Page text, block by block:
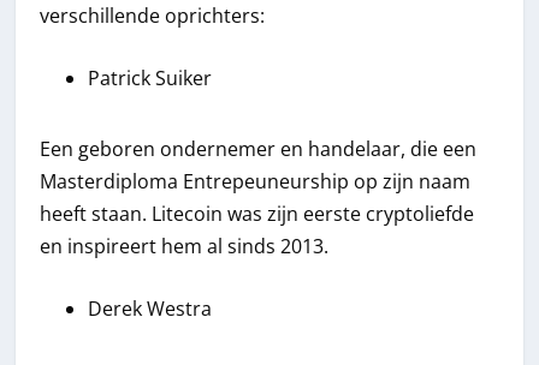
verschillende oprichters:
Patrick Suiker
Een geboren ondernemer en handelaar, die een
Masterdiploma Entrepeuneurship op zijn naam
heeft staan. Litecoin was zijn eerste cryptoliefde
en inspireert hem al sinds 2013.
Derek Westra